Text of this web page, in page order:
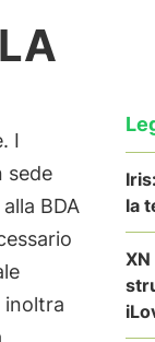
I
sede
BDA
inoltra
la